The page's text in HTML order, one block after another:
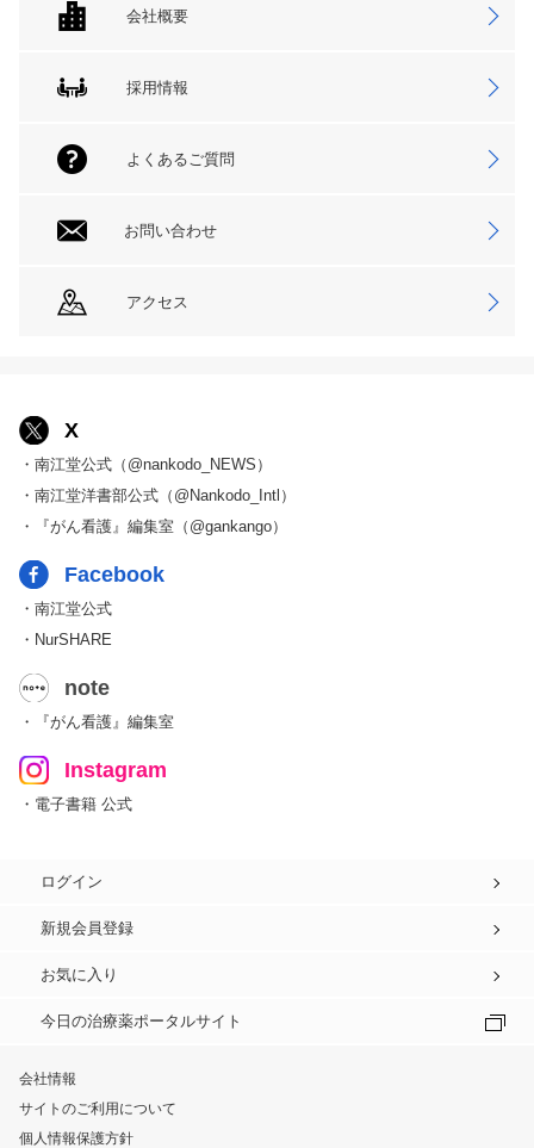
会社概要
採用情報
よくあるご質問
お問い合わせ
アクセス
X
・南江堂公式（@nankodo_NEWS）
・南江堂洋書部公式（@Nankodo_Intl）
・『がん看護』編集室（@gankango）
Facebook
・南江堂公式
・NurSHARE
note
・『がん看護』編集室
Instagram
・電子書籍 公式
ログイン
新規会員登録
お気に入り
今日の治療薬ポータルサイト
会社情報
サイトのご利用について
個人情報保護方針